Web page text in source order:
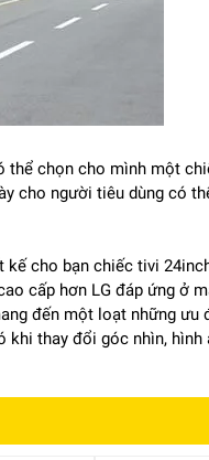
thể chọn cho mình một
cho người tiêu dùng có
cho bạn chiếc tivi
cấp hơn LG đáp ứng ở
đến một loạt những ưu
thay đổi góc nhìn, hình